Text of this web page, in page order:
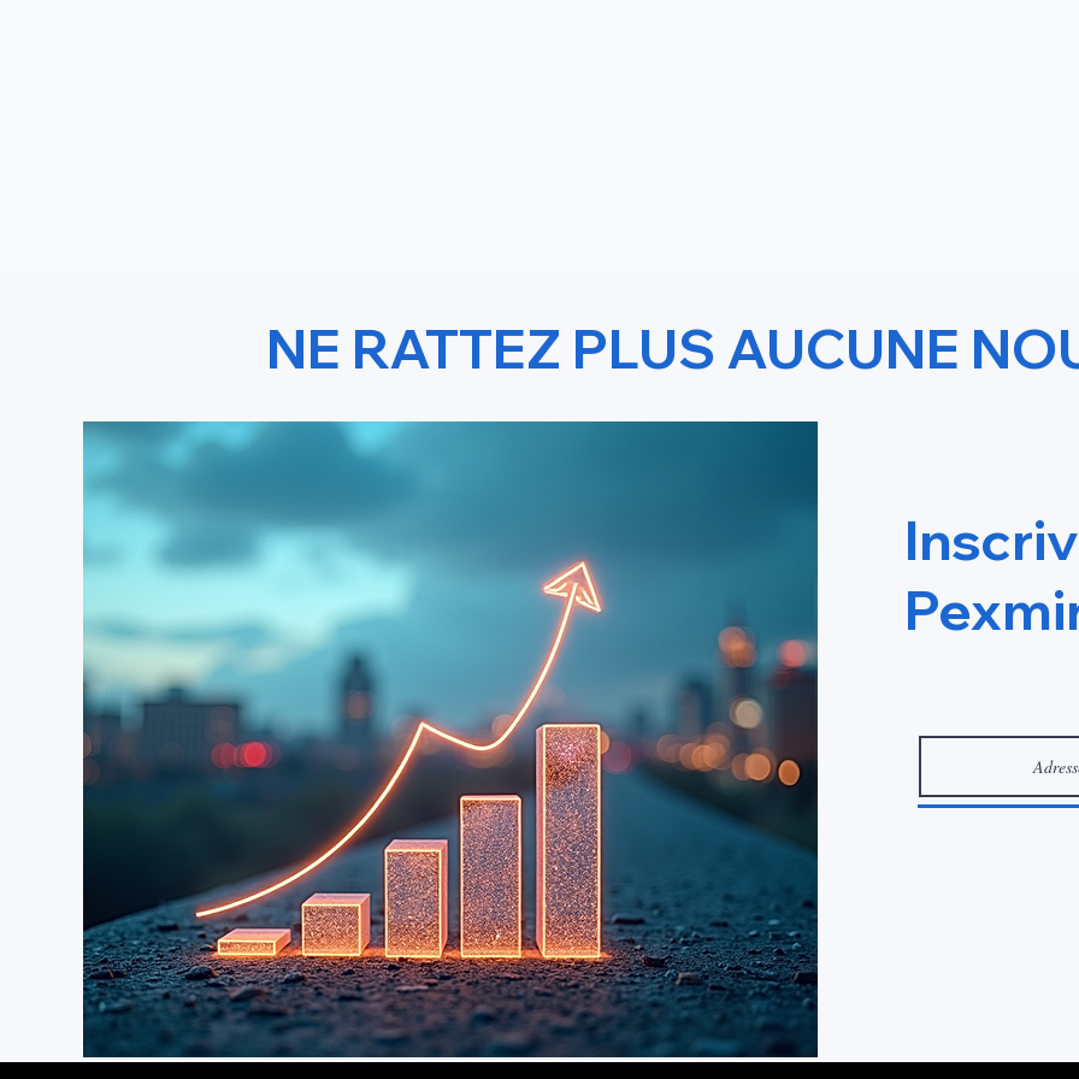
NE RATTEZ PLUS AUCUNE
Lancer Votre Entreprise sur le